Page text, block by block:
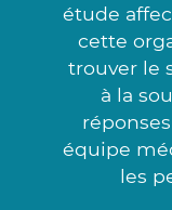
étude
cette
trouver le
à la
équipe
les